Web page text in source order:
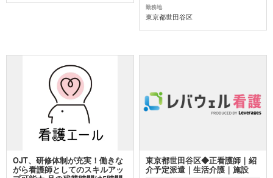
勤務地
東京都世田谷区
OJT、研修体制が充実！働きな
がら看護師としてのスキルアッ
東京都世田谷区◆正看護師｜紹
介予定派遣｜生活介護｜施設